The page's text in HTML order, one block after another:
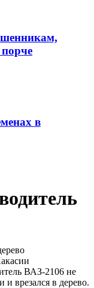
в
ВАЗ-2106 не
и врезался в дерево.